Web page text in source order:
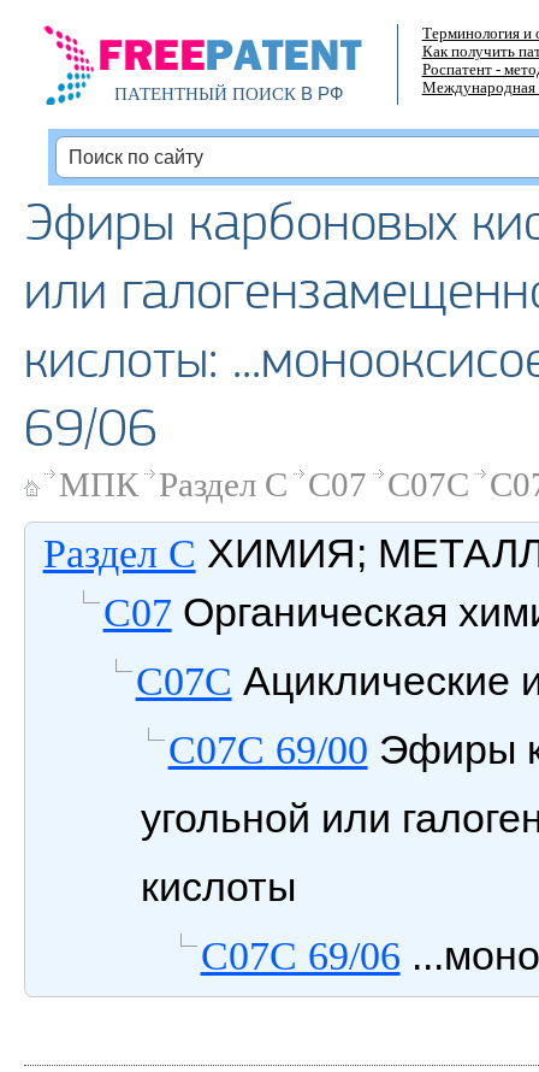
ПАТЕНТНЫЙ ПОИСКВ РФ
Терминология и
Как получить
Роспатент -
Международная
Эфиры карбоновых
или
кислоты:
69/06
МПК Раздел C C07 C07C
Раздел C ХИМИЯ;
C07 Органическая
C07C Ациклические
C07C 69/00 Эфиры
угольной или
кислоты
C07C 69/06